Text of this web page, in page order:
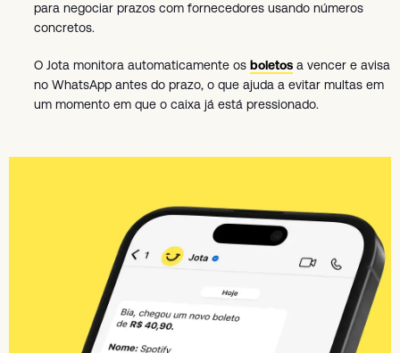
para negociar prazos com fornecedores usando números
concretos.
O Jota monitora automaticamente os boletos a vencer e avisa
no WhatsApp antes do prazo, o que ajuda a evitar multas em
um momento em que o caixa já está pressionado.